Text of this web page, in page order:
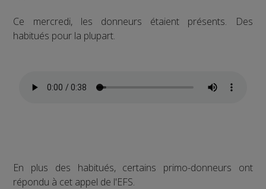
Ce mercredi, les donneurs étaient présents. Des
habitués pour la plupart.
En plus des habitués, certains primo-donneurs ont
répondu à cet appel de l'EFS.